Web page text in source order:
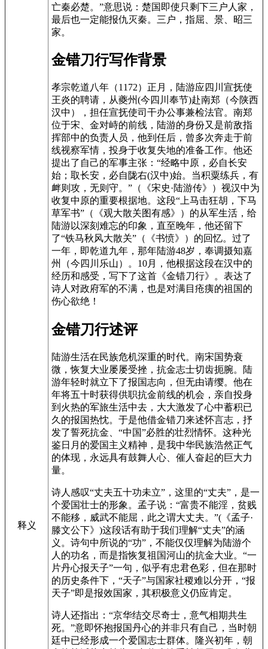
释义
亡秦必楚。”意思说：楚国即使只剩下三户人家，
最后也一定能报仇灭秦。三户，指屈、景、昭三
家。
金错刀行写作背景
孝宗乾道八年（1172）正月，陆游应四川宣抚使
王炎的聘请，从夔州(今四川奉节)赴南郑（今陕西
汉中），担任宣抚使司干办公事兼检法官。南郑
位于宋、金对峙的前线，陆游的身份又是前敌指
挥部中的负责人员，他到任后，曾多次奔走于前
线视察军情，投身于收复失地的准备工作。他还
提出了自己的军事主张：“经略中原，必自长安
始；取长安，必自陇右(汉中)始。当积粟练兵，有
衅则攻，无则守。”（《宋史·陆游传》）视汉中为
收复中原的重要根据地。这段“上马击狂胡，下马
草军书”（《观大散关图有感》）的从军生活，给
陆游以深刻难忘的印象，直至晚年，他还留下
了“铁马秋风大散关”（《书愤》）的回忆。过了
一年，即乾道九年，那年陆游48岁，奉调摄知嘉
州（今四川乐山）。10月，他根据这段在汉中的
经历和感受，写下了这首《金错刀行》。表达了
诗人对政府军的不满，也是对满目疮痍的祖国的
伤心欲绝！
金错刀行述评
陆游生活在民族危机深重的时代。南宋国势衰
微，恢复大业屡屡受挫，抗金志士切齿扼腕。陆
游年轻时就立下了报国志向，但无由请缨。他在
年将五十时获得供职抗金前线的机会，亲自投身
到火热的军旅生活中去，大大激发了心中蓄积已
久的报国热忱。于是他借金错刀来述怀言志，抒
发了誓死抗金、“中国”必胜的壮烈情怀。这种光
鉴日月的爱国主义精神，是我中华民族浩然正气
的体现，永远具有鼓舞人心、催人奋起的巨大力
量。
诗人感叹“丈夫五十功未立”，这里的“丈夫”，是一
个爱国壮士的形象。孟子说：“富贵不能淫，贫贱
不能移，威武不能屈，此之谓大丈夫。”(《孟子·
滕文公下》)这段话有助于我们理解“丈夫”的涵
义。诗句中所说的“功”，不能仅仅理解为陆游个
人的功名，而是指恢复祖国河山的抗金大业。“一
片丹心报天子”一句，似乎有忠君色彩，但在那时
的历史条件下，“天子”与国家社稷难以分开，“报
天子”即是报效国家，其积极意义仍应肯定。
诗人还指出：“京华结交尽奇士，意气相期共生
死。”意即怀抱报国丹心的并非只有自己，当时朝
廷中已经形成一个爱国志士群体。隆兴初年，朝